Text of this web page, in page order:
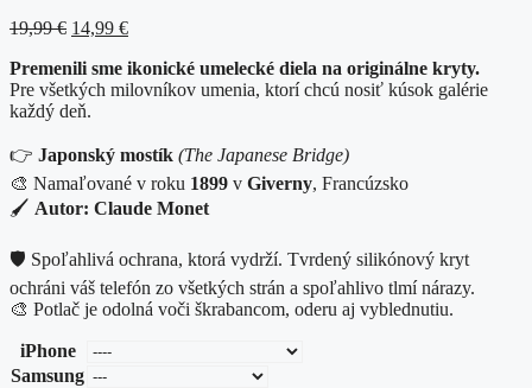
19,99€ Original
was:
19,99 €.
14,99 €Current
is:
14,99 €.
Premenili sme ikonické umelecké diela na originálne kryty.
Pre všetkých milovníkov umenia, ktorí chcú nosiť kúsok galérie
každý deň.
👉 Japonský mostík (The Japanese Bridge)
🎨 Namaľované v roku 1899 v Giverny, Francúzsko
🖌️ Autor: Claude Monet
🛡️ Spoľahlivá ochrana, ktorá vydrží. Tvrdený silikónový kryt
ochráni váš telefón zo všetkých strán a spoľahlivo tlmí nárazy.
🎨 Potlač je odolná voči škrabancom, oderu aj vyblednutiu.
iPhone
Samsung